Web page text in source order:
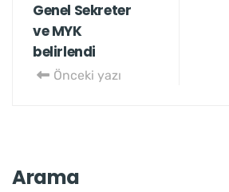
Genel Sekreter
ve MYK
belirlendi
Önceki yazı
Arama